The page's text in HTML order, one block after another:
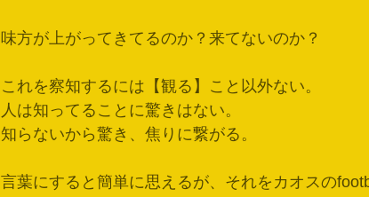
味方が上がってきてるのか？来てないのか？
これを察知するには【観る】こと以外ない。
人は知ってることに驚きはない。
知らないから驚き、焦りに繋がる。
言葉にすると簡単に思えるが、それをカオスの